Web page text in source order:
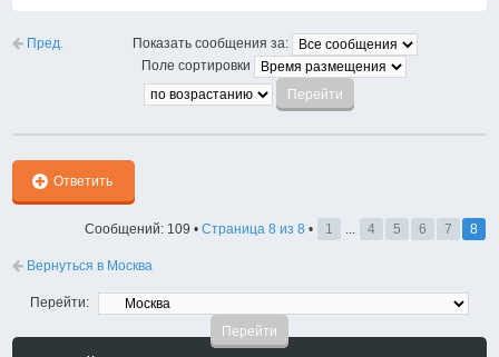
Пред.
Показать сообщения за:
Поле сортировки
Ответить
Сообщений: 109 • Страница 8 из 8 • 1 4 5 6 7 8
Вернуться в Москва
Перейти: